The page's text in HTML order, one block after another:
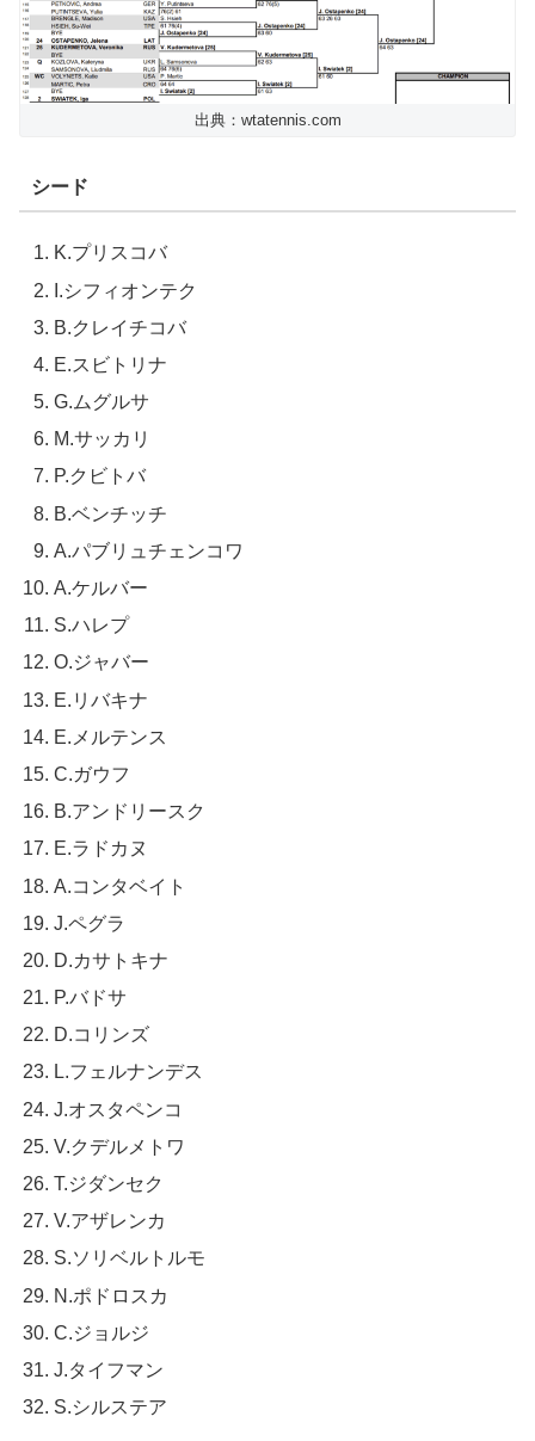
出典：wtatennis.com
シード
K.プリスコバ
I.シフィオンテク
B.クレイチコバ
E.スビトリナ
G.ムグルサ
M.サッカリ
P.クビトバ
B.ベンチッチ
A.パブリュチェンコワ
A.ケルバー
S.ハレプ
O.ジャバー
E.リバキナ
E.メルテンス
C.ガウフ
B.アンドリースク
E.ラドカヌ
A.コンタベイト
J.ペグラ
D.カサトキナ
P.バドサ
D.コリンズ
L.フェルナンデス
J.オスタペンコ
V.クデルメトワ
T.ジダンセク
V.アザレンカ
S.ソリベルトルモ
N.ポドロスカ
C.ジョルジ
J.タイフマン
S.シルステア